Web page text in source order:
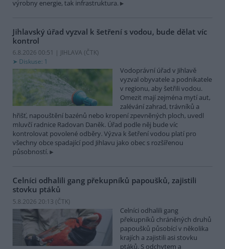
výrobny energie, tak infrastruktura.
Jihlavský úřad vyzval k šetření s vodou, bude dělat víc
kontrol
6.8.2026 00:51 | JIHLAVA (ČTK)
Diskuse: 1
Vodoprávní úřad v Jihlavě
vyzval obyvatele a podnikatele
v regionu, aby šetřili vodou.
Omezit mají zejména mytí aut,
zalévání zahrad, trávníků a
hřišť, napouštění bazénů nebo kropení zpevněných ploch, uvedl
mluvčí radnice Radovan Daněk. Úřad podle něj bude víc
kontrolovat povolené odběry. Výzva k šetření vodou platí pro
všechny obce spadající pod Jihlavu jako obec s rozšířenou
působností.
Celníci odhalili gang překupníků papoušků, zajistili
stovku ptáků
5.8.2026 20:13 (ČTK)
Celníci odhalili gang
překupníků chráněných druhů
papoušků působící v několika
krajích a zajistili asi stovku
ptáků. S odchytem a